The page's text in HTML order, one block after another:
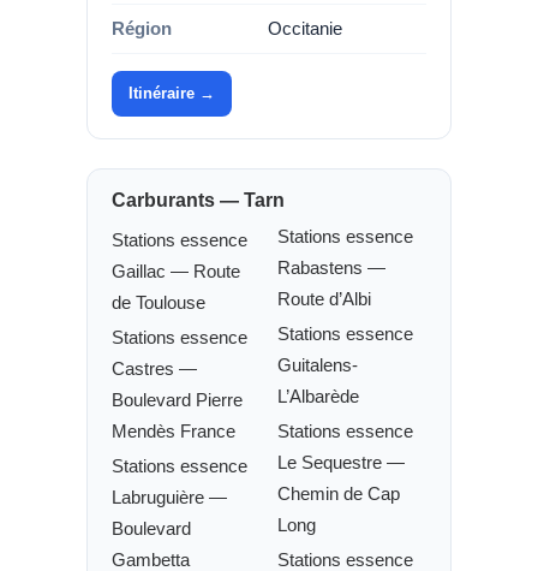
Région Occitanie
Itinéraire →
Carburants — Tarn
Stations essence
Gaillac — Route
de Toulouse
Stations essence
Castres —
Boulevard Pierre
Mendès France
Stations essence
Labruguière —
Boulevard
Gambetta
Stations essence
Rabastens —
Route d’Albi
Stations essence
Guitalens-
L’Albarède
Stations essence
Le Sequestre —
Chemin de Cap
Long
Stations essence